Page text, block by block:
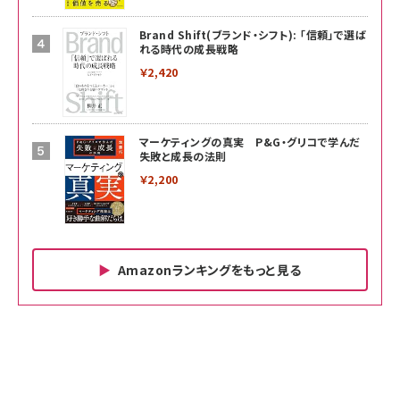
Brand Shift(ブランド・シフト): 「信頼」で選ば
れる時代の成長戦略
￥2,420
マーケティングの真実 P&G・グリコで学んだ
失敗と成長の法則
￥2,200
Amazonランキングをもっと見る